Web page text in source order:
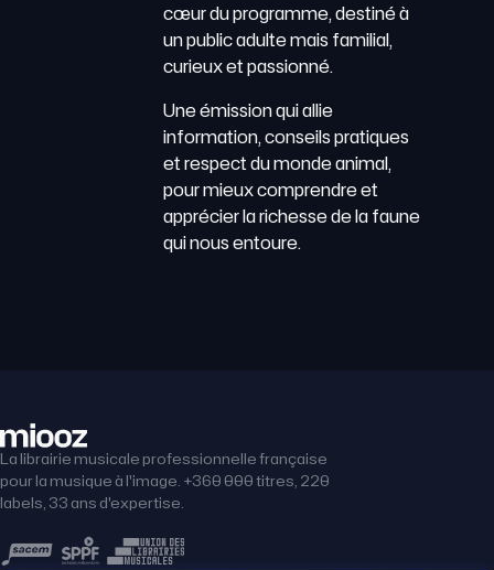
cœur du programme, destiné à
un public adulte mais familial,
curieux et passionné.
Une émission qui allie
information, conseils pratiques
et respect du monde animal,
pour mieux comprendre et
apprécier la richesse de la faune
qui nous entoure.
La librairie musicale professionnelle française
pour la musique à l'image. +360 000 titres, 220
labels, 33 ans d'expertise.